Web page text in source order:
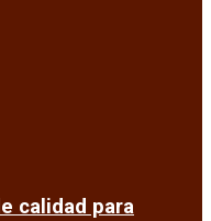
calidad para